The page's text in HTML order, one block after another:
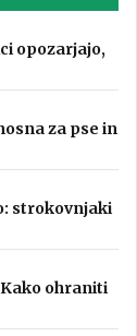
opozarjajo,
za pse in
strokovnjaki
ohraniti